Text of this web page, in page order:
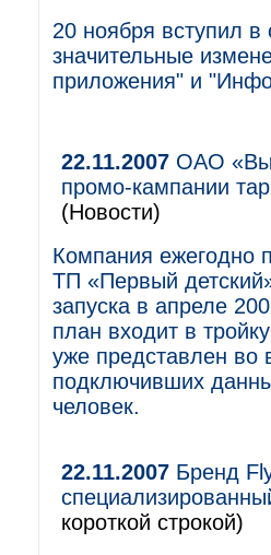
20 ноября вступил
значительные
приложения" и
22.11.2007 ОАО
промо-кампании
(Новости)
Компания ежегодно
ТП «Первый
запуска в апреле
план входит в
уже представлен во
подключивших
человек.
22.11.2007 Бренд
короткой строкой)